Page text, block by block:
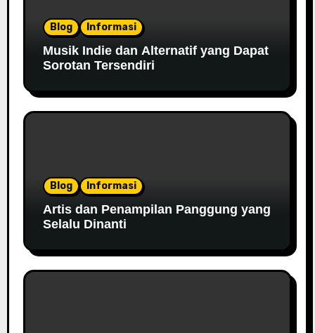
Blog Informasi
Musik Indie dan Alternatif yang Dapat
Sorotan Tersendiri
Blog Informasi
Artis dan Penampilan Panggung yang
Selalu Dinanti